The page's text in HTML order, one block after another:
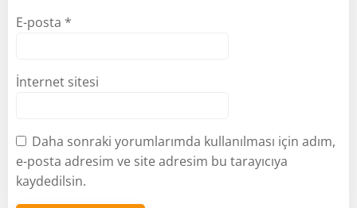
E-posta *
İnternet sitesi
Daha sonraki yorumlarımda kullanılması için adım,
e-posta adresim ve site adresim bu tarayıcıya
kaydedilsin.